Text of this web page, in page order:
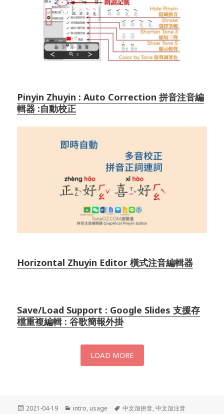
Pinyin Zhuyin : Auto Correction 拼音注音編
輯器 :自動校正
Horizontal Zhuyin Editor 橫式注音編輯器
Save/Load Support : Google Slides 支援存
檔重複編輯 : 谷歌簡報外掛
LOAD MORE
Posted
2021-04-19 Categories
intro, usage Tags
中文加拼音,中文加注音